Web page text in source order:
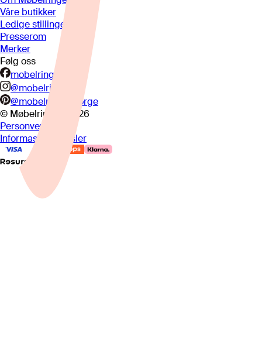
Våre butikker
Ledige stillinger
Presserom
Merker
Følg oss
mobelringen.no
@mobelringen
@mobelringennorge
© Møbelringen
2026
Personvern
Informasjonskapsler